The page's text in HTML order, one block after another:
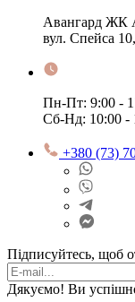
Авангард ЖК
вул. Спейса
Пн-Пт: 9:00 -
Сб-Нд: 10:00 -
+380 (73)
Підписуйтесь, щоб
Дякуємо! Ви